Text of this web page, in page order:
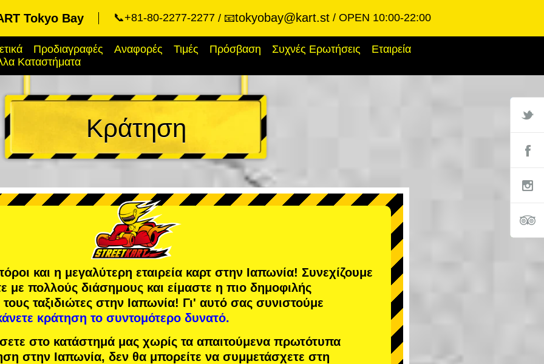
Tokyo Bay 📞+81-80-2277-2277 📧tokyobay@kart.st OPEN 10:00-22:00
Προδιαγραφές Αναφορές Τιμές Πρόσβαση Συχνές Ερωτήσεις
Εταιρεία
Καταστήματα
Κράτηση
και η μεγαλύτερη εταιρεία καρτ στην Ιαπωνία! Συνεχίζουμε
με πολλούς διάσημους και είμαστε η πιο δημοφιλής
ταξιδιώτες στην Ιαπωνία! Γι' αυτό σας συνιστούμε
κράτηση το συντομότερο δυνατό.
στο κατάστημά μας χωρίς τα απαιτούμενα πρωτότυπα
στην Ιαπωνία, δεν θα μπορείτε να συμμετάσχετε στη